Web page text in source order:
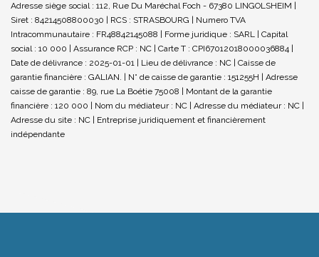
Adresse siège social : 112, Rue Du Maréchal Foch - 67380 LINGOLSHEIM |
Siret : 84214508800030 | RCS : STRASBOURG | Numero TVA
Intracommunautaire : FR48842145088 | Forme juridique : SARL | Capital
social : 10 000 | Assurance RCP : NC | Carte T : CPI67012018000036884 |
Date de délivrance : 2025-01-01 | Lieu de délivrance : NC | Caisse de
garantie financière : GALIAN. | N° de caisse de garantie : 151255H | Adresse
caisse de garantie : 89, rue La Boétie 75008 | Montant de la garantie
financière : 120 000 | Nom du médiateur : NC | Adresse du médiateur : NC |
Adresse du site : NC | Entreprise juridiquement et financièrement
indépendante